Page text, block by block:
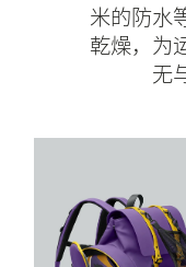
米的防水
乾燥，为
无